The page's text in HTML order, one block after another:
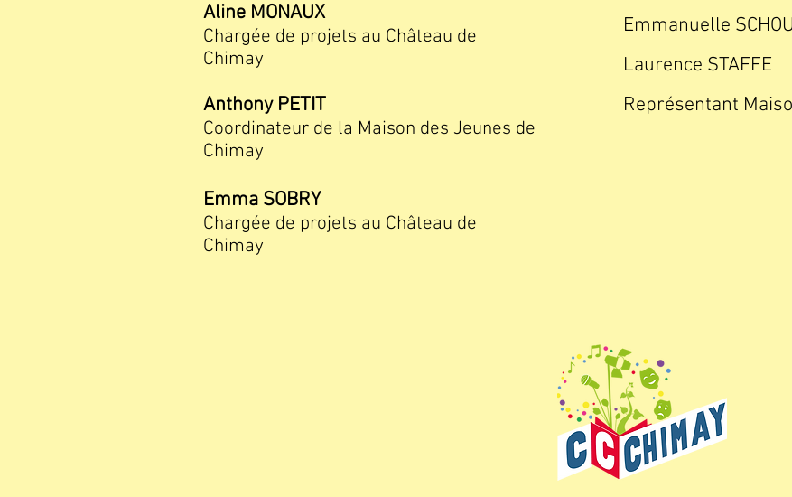
Aline MONAUX
Chargée de projets au Château de
Chimay
Anthony PETIT
Coordinateur de la Maison des Jeunes de
Chimay
Emma SOBRY
Chargée de projets au Château de
Chimay
Emmanuelle
Laurence STAFFE
Représentant